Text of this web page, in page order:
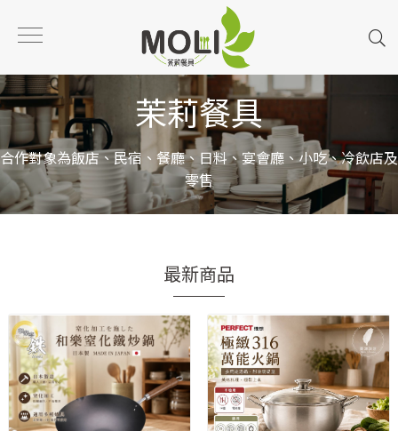
茉莉餐具
合作對象為飯店、民宿、餐廳、日料、宴會廳、小吃、冷飲店及
零售
最新商品